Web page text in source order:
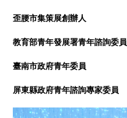
歪腰市集策展創辦人
教育部青年發展署青年諮詢委員
臺南市政府青年委員
屏東縣政府青年諮詢專家委員